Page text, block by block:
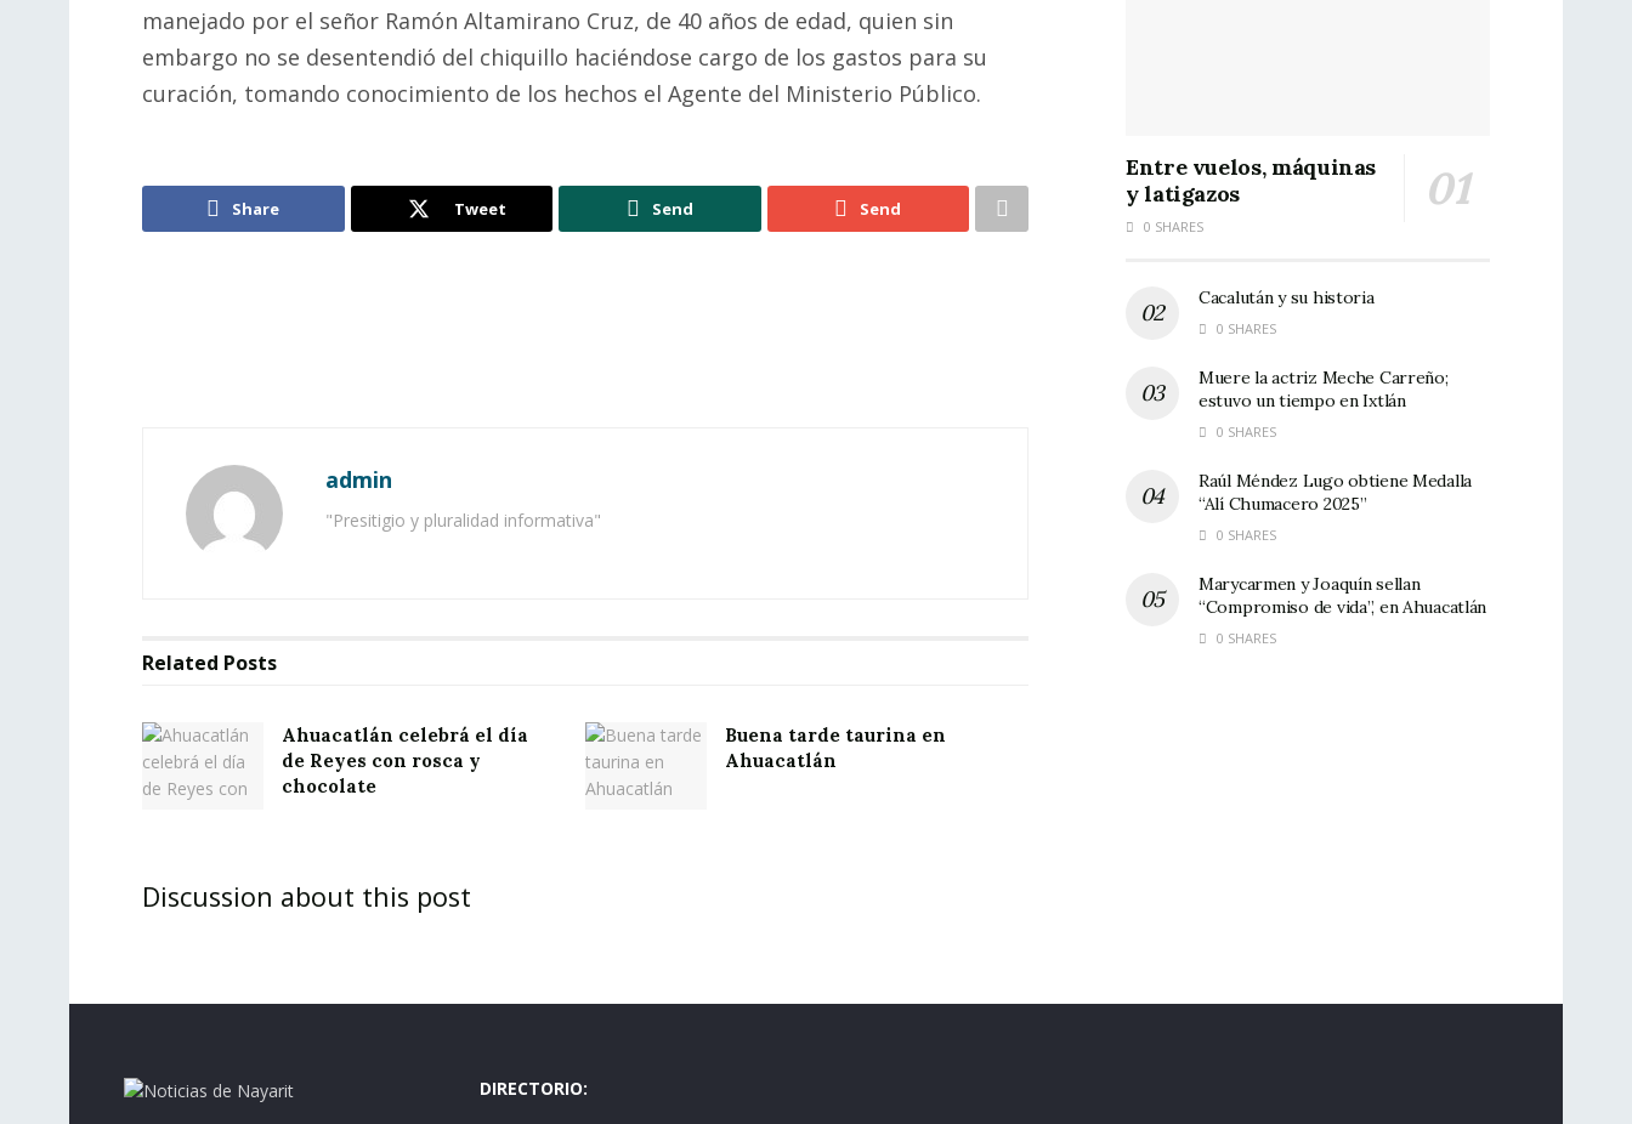
manejado por el señor Ramón Altamirano Cruz, de 40 años de edad, quien sin
embargo no se desentendió del chiquillo haciéndose cargo de los gastos para su
curación, tomando conocimiento de los hechos el Agente del Ministerio Público.
Share Tweet Send Send
admin
"Presitigio y pluralidad informativa"
Related Posts
Ahuacatlán celebrá el día
de Reyes con rosca y
chocolate
Buena tarde taurina en
Ahuacatlán
Discussion about this post
Entre vuelos, máquinas
y latigazos
0 SHARES
Cacalután y su historia
0 SHARES
Muere la actriz Meche Carreño;
estuvo un tiempo en Ixtlán
0 SHARES
Raúl Méndez Lugo obtiene Medalla
“Alí Chumacero 2025”
0 SHARES
Marycarmen y Joaquín sellan
“Compromiso de vida”, en Ahuacatlán
0 SHARES
DIRECTORIO: